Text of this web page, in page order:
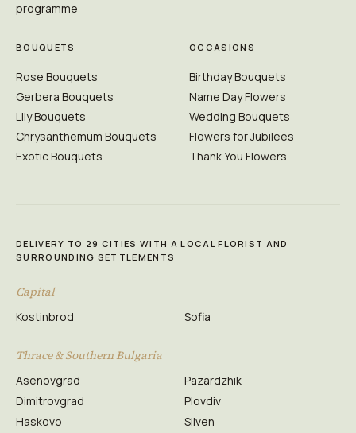
programme
BOUQUETS
Rose Bouquets
Gerbera Bouquets
Lily Bouquets
Chrysanthemum Bouquets
Exotic Bouquets
OCCASIONS
Birthday Bouquets
Name Day Flowers
Wedding Bouquets
Flowers for Jubilees
Thank You Flowers
DELIVERY TO 29 CITIES WITH A LOCAL FLORIST AND
SURROUNDING SETTLEMENTS
Capital
Kostinbrod Sofia
Thrace & Southern Bulgaria
Asenovgrad
Dimitrovgrad
Haskovo
Pazardzhik
Plovdiv
Sliven